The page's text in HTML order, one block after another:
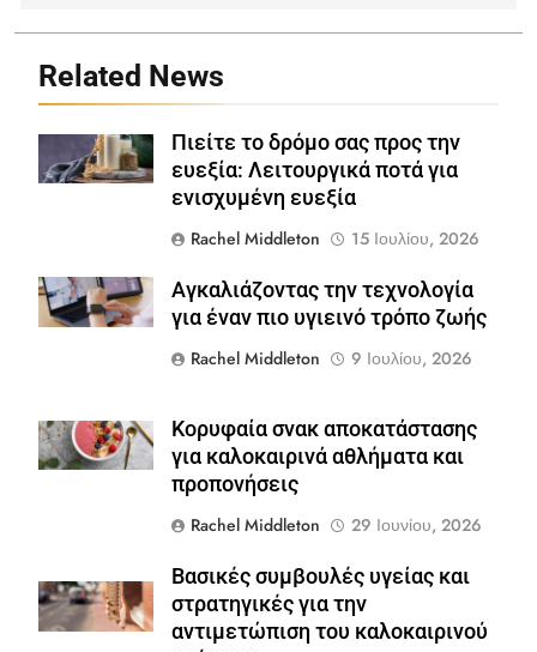
Related News
Shutterstock
Πιείτε το δρόμο σας προς την
ευεξία: Λειτουργικά ποτά για
ενισχυμένη ευεξία
Rachel Middleton
15 Ιουλίου, 2026
Shutterstock
Αγκαλιάζοντας την τεχνολογία
για έναν πιο υγιεινό τρόπο ζωής
Rachel Middleton
9 Ιουλίου, 2026
Shutterstock
Κορυφαία σνακ αποκατάστασης
για καλοκαιρινά αθλήματα και
προπονήσεις
Rachel Middleton
29 Ιουνίου, 2026
Shutterstock
Βασικές συμβουλές υγείας και
στρατηγικές για την
αντιμετώπιση του καλοκαιρινού